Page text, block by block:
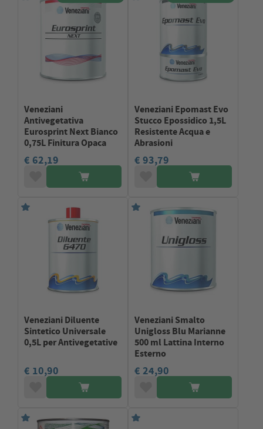
Veneziani
Antivegetativa
Eurosprint Next Bianco
0,75L Finitura Opaca
€ 62,19
Veneziani Epomast Evo
Stucco Epossidico 1,5L
Resistente Acqua e
Abrasioni
€ 93,79
Veneziani Diluente
Sintetico Universale
0,5L per Antivegetative
€ 10,90
Veneziani Smalto
Unigloss Blu Marianne
500 ml Lattina Interno
Esterno
€ 24,90